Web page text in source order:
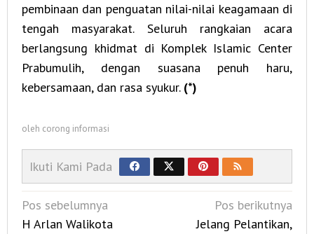
pembinaan dan penguatan nilai-nilai keagamaan di
tengah masyarakat. Seluruh rangkaian acara
berlangsung khidmat di Komplek Islamic Center
Prabumulih, dengan suasana penuh haru,
kebersamaan, dan rasa syukur. (*)
oleh corong informasi
Ikuti Kami Pada
Navigasi
pos
Pos sebelumnya
H Arlan Walikota
Pos berikutnya
Jelang Pelantikan,